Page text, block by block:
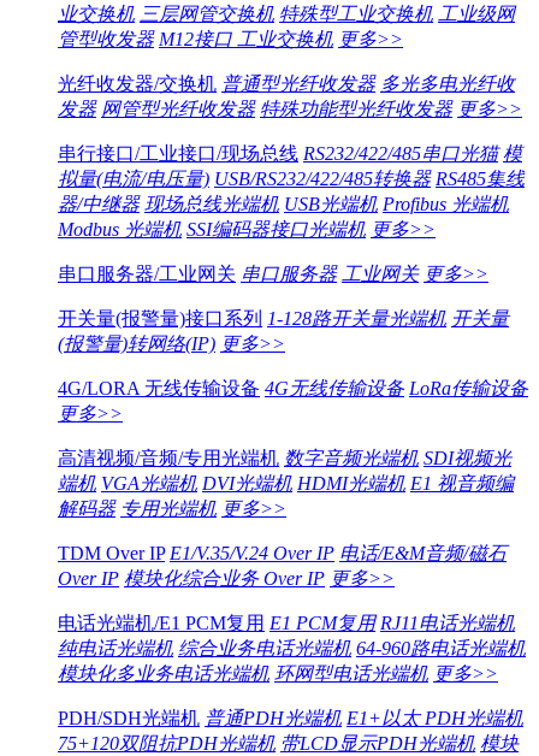
业交换机 三层网管交换机 特殊型工业交换机 工业级网
管型收发器 M12接口 工业交换机 更多>>
光纤收发器/交换机 普通型光纤收发器 多光多电光纤收
发器 网管型光纤收发器 特殊功能型光纤收发器 更多>>
串行接口/工业接口/现场总线 RS232/422/485串口光猫 模
拟量(电流/电压量) USB/RS232/422/485转换器 RS485集线
器/中继器 现场总线光端机 USB光端机 Profibus 光端机
Modbus 光端机 SSI编码器接口光端机 更多>>
串口服务器/工业网关 串口服务器 工业网关 更多>>
开关量(报警量)接口系列 1-128路开关量光端机 开关量
(报警量)转网络(IP) 更多>>
4G/LORA 无线传输设备 4G无线传输设备 LoRa传输设备
更多>>
高清视频/音频/专用光端机 数字音频光端机 SDI视频光
端机 VGA光端机 DVI光端机 HDMI光端机 E1 视音频编
解码器 专用光端机 更多>>
TDM Over IP E1/V.35/V.24 Over IP 电话/E&M音频/磁石
Over IP 模块化综合业务 Over IP 更多>>
电话光端机/E1 PCM复用 E1 PCM复用 RJ11电话光端机
纯电话光端机 综合业务电话光端机 64-960路电话光端机
模块化多业务电话光端机 环网型电话光端机 更多>>
PDH/SDH光端机 普通PDH光端机 E1+以太 PDH光端机
75+120双阻抗PDH光端机 带LCD显示PDH光端机 模块